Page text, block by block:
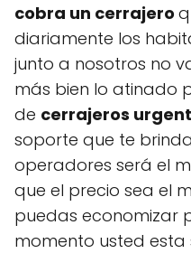
cobra un cerrajero
diariamente los
junto a nosotros no
más bien lo atinado
de cerrajeros
soporte que te
operadores será el
que el precio sea el
puedas economizar
momento usted esta